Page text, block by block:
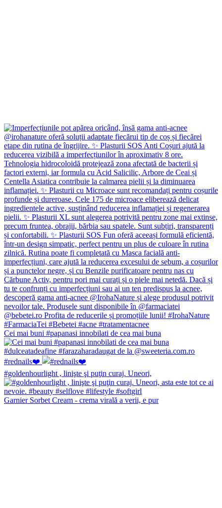
Cei mai buni #papanasi innobilati de cea mai buna
#rednails❤️
#goldenhourlight , linişte şi puţin curaj. Uneori,
Garnier Sorbet Cream - crema virală a verii, e pur